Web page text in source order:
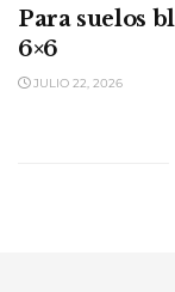
Para suelos
6×6
JULIO 22, 2026